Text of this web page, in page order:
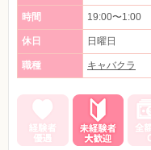
時間 19:00〜1:00
休日 日曜日
職種 キャバクラ